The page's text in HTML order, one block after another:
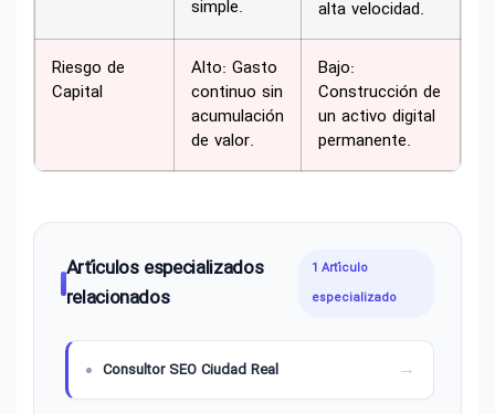
simple.
alta velocidad.
Riesgo de
Capital
Alto: Gasto
continuo sin
acumulación
de valor.
Bajo:
Construcción de
un activo digital
permanente.
Artículos especializados
relacionados
1 Artículo
especializado
Consultor SEO Ciudad Real